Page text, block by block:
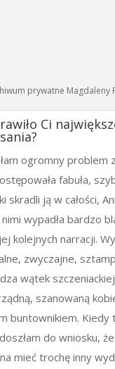
prywatne Magdaleny
Ci
ogromny problem
fabuła,
skradli ją w całości,
wypadła bardzo
kolejnych narracji.
zwyczajne,
wątek szczeniackiej
szanowaną
buntownikiem. Kiedy
do wniosku,
mieć trochę inny